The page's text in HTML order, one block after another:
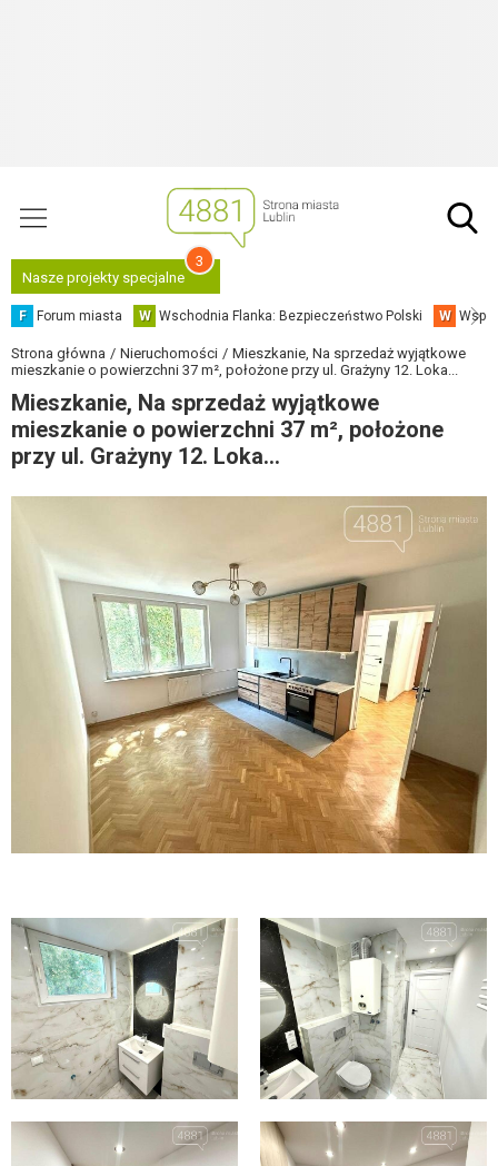
Nasze projekty specjalne
3
F Forum miasta W Wschodnia Flanka: Bezpieczeństwo Polski W
Strona główna Nieruchomości
Mieszkanie, Na sprzedaż wyjątkowe
mieszkanie o powierzchni 37 m², położone przy ul. Grażyny 12. Loka...
Mieszkanie, Na sprzedaż wyjątkowe
mieszkanie o powierzchni 37 m², położone
przy ul. Grażyny 12. Loka...